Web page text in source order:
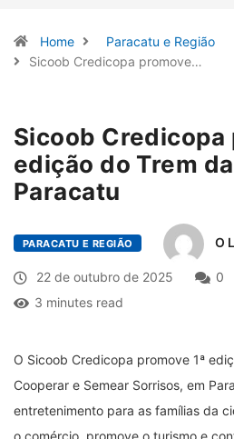
Home
Paracatu e Região
Sicoob Credicopa promove…
Sicoob Credicopa
edição do Trem
Paracatu
PARACATU E REGIÃO O
22 de outubro de 2025 0
3 minutes read
O Sicoob Credicopa promove 1ª
Cooperar e Semear Sorrisos, em
entretenimento para as famílias da
o comércio, promove o turismo e